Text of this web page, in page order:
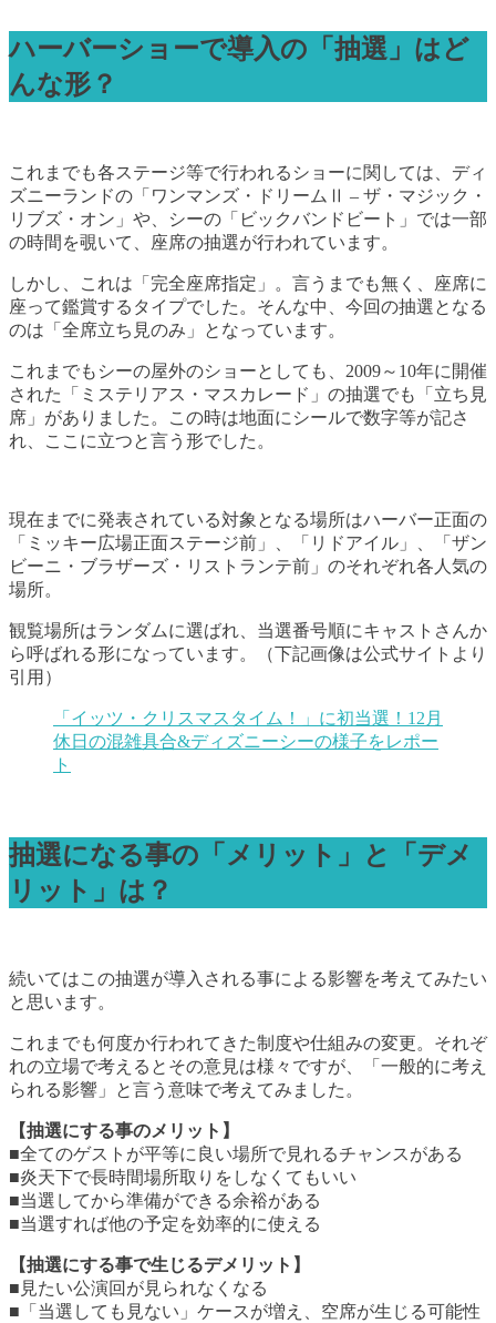
ハーバーショーで導入の「抽選」はど
んな形？
これまでも各ステージ等で行われるショーに関しては、ディ
ズニーランドの「ワンマンズ・ドリームⅡ – ザ・マジック・
リブズ・オン」や、シーの「ビックバンドビート」では一部
の時間を覗いて、座席の抽選が行われています。
しかし、これは「完全座席指定」。言うまでも無く、座席に
座って鑑賞するタイプでした。そんな中、今回の抽選となる
のは「全席立ち見のみ」となっています。
これまでもシーの屋外のショーとしても、2009～10年に開催
された「ミステリアス・マスカレード」の抽選でも「立ち見
席」がありました。この時は地面にシールで数字等が記さ
れ、ここに立つと言う形でした。
現在までに発表されている対象となる場所はハーバー正面の
「ミッキー広場正面ステージ前」、「リドアイル」、「ザン
ビーニ・ブラザーズ・リストランテ前」のそれぞれ各人気の
場所。
観覧場所はランダムに選ばれ、当選番号順にキャストさんか
ら呼ばれる形になっています。（下記画像は公式サイトより
引用）
「イッツ・クリスマスタイム！」に初当選！12月
休日の混雑具合&ディズニーシーの様子をレポー
ト
抽選になる事の「メリット」と「デメ
リット」は？
続いてはこの抽選が導入される事による影響を考えてみたい
と思います。
これまでも何度か行われてきた制度や仕組みの変更。それぞ
れの立場で考えるとその意見は様々ですが、「一般的に考え
られる影響」と言う意味で考えてみました。
【抽選にする事のメリット】
■全てのゲストが平等に良い場所で見れるチャンスがある
■炎天下で長時間場所取りをしなくてもいい
■当選してから準備ができる余裕がある
■当選すれば他の予定を効率的に使える
【抽選にする事で生じるデメリット】
■見たい公演回が見られなくなる
■「当選しても見ない」ケースが増え、空席が生じる可能性